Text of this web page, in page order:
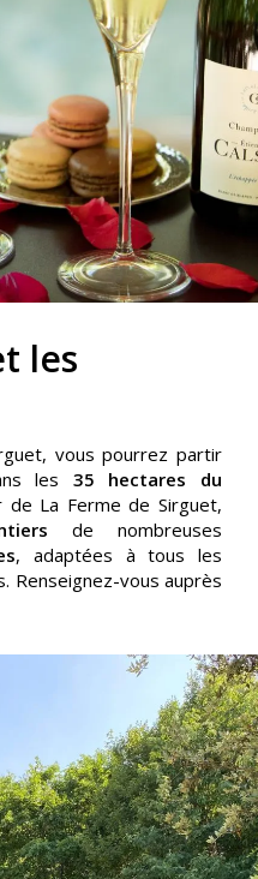
les
vous pourrez partir
les 35 hectares du
de La Ferme de Sirguet,
de nombreuses
, adaptées à tous les
Renseignez-vous auprès